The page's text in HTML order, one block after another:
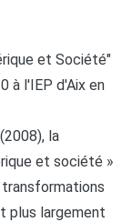
et Société"
à l'IEP d'Aix en
la
et société »
plus largement